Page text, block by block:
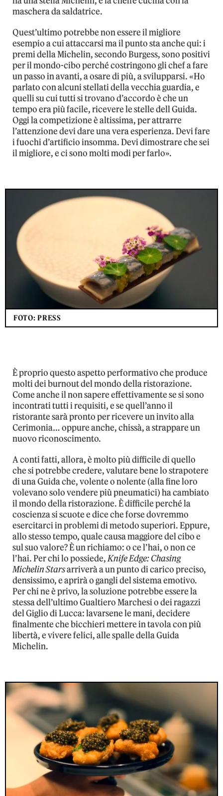
maschera da saldatrice.
Quest’ultimo potrebbe non essere il migliore
esempio a cui attaccarsi ma il punto sta anche qui: i
premi della Michelin, secondo Burgess, sono positivi
per il mondo-cibo perché costringono gli chef a fare
un passo in avanti, a osare di più, a svilupparsi. «Ho
parlato con alcuni stellati della vecchia guardia, e
quelli su cui tutti si trovano d’accordo è che un
tempo era più facile, ricevere le stelle dell Guida.
Oggi la competizione è altissima, per attrarre
l’attenzione devi dare una vera esperienza. Devi fare
i fuochi d’artificio insomma. Devi dimostrare che sei
il migliore, e ci sono molti modi per farlo».
FOTO: PRESS
È proprio questo aspetto performativo che produce
molti dei burnout del mondo della ristorazione.
Come anche il non sapere effettivamente se si sono
incontrati tutti i requisiti, e se quell’anno il
ristorante sarà pronto per ricevere un invito alla
Cerimonia… oppure anche, chissà, a strappare un
nuovo riconoscimento.
A conti fatti, allora, è molto più difficile di quello
che si potrebbe credere, valutare bene lo strapotere
di una Guida che, volente o nolente (alla fine loro
volevano solo vendere più pneumatici) ha cambiato
il mondo della ristorazione. È difficile perché la
coscienza si scuote e dice che forse dovremmo
esercitarci in problemi di metodo superiori. Eppure,
allo stesso tempo, quale causa maggiore del cibo e
sul suo valore? È un richiamo: o ce l’hai, o non ce
l’hai. Per chi lo possiede,Knife Edge: Chasing
Michelin Starsarriverà a un punto di carico preciso,
densissimo, e aprirà o gangli del sistema emotivo.
Per chi ne è privo, la soluzione potrebbe essere la
stessa dell’ultimo Gualtiero Marchesi o dei ragazzi
del Giglio di Lucca: lavarsene le mani, decidere
finalmente che bicchieri mettere in tavola con più
libertà, e vivere felici, alle spalle della Guida
Michelin.